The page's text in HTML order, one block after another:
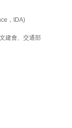
，IDA)
建會、交通部